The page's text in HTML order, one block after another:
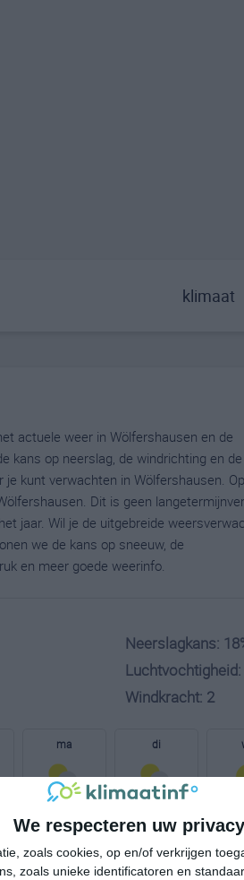
We respecteren uw privacy
zoals cookies, op en/of verkrijgen
zoals unieke identificatoren en
klimaat
actuele weer in Wölfershausen en de
kans op neerslag, de windrichting en de
kunt verwachten in Wölfershausen.
Dit is geen
jaar. Wil je de uitgebreide
we de kans op sneeuw, de
en meer goede weerinfo.
Neerslagkans:
Luchtvochtigheid:
Windkracht: 2
ma di
11°C 17°C 21°C